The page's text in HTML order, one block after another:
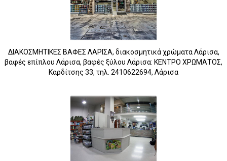
ΔΙΑΚΟΣΜΗΤΙΚΕΣ ΒΑΦΕΣ ΛΑΡΙΣΑ, διακοσμητικά χρώματα Λάρισα,
βαφές επίπλου Λάρισα, βαφές ξύλου Λάρισα: ΚΕΝΤΡΟ ΧΡΩΜΑΤΟΣ,
Καρδίτσης 33, τηλ. 2410622694, Λάρισα